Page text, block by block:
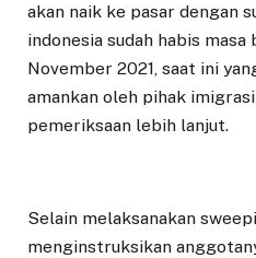
akan naik ke pasar dengan
indonesia sudah habis
November 2021, saat ini
amankan oleh pihak
pemeriksaan lebih lanjut.
Selain melaksanakan
menginstruksikan